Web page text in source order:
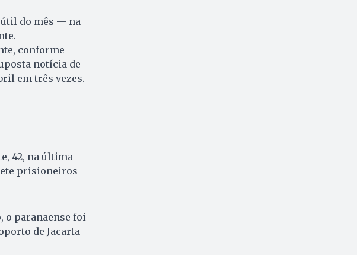
do mês — na
conforme
notícia de
em três vezes.
42, na última
prisioneiros
o paranaense foi
de Jacarta